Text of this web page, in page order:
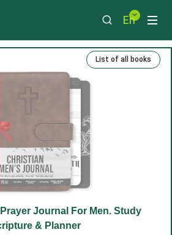
En
List of all books
Journal For Men. Study
& Planner